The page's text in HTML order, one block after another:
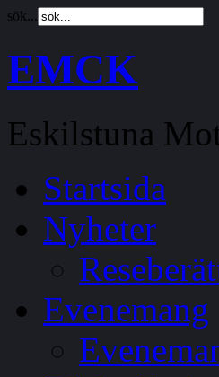
sök...
EMCK
Eskilstuna
Startsida
Nyheter
Evenemang